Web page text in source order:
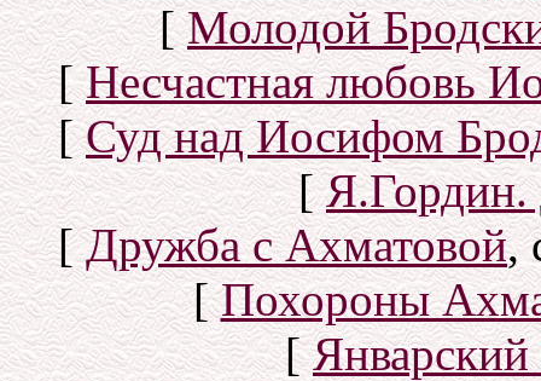
[Молодой
[Несчастная любовь
[Суд над Иосифом
[Я.Гордин.
[Дружба с Ахматовой,
[Похороны
[Январский